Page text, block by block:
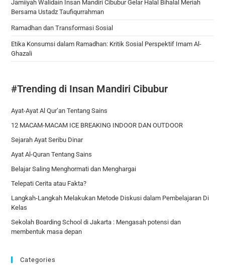
Jamiiyah Walidain Insan Mandiri Cibubur Gelar Halal Bihalal Meriah
Bersama Ustadz Taufiqurrahman
Ramadhan dan Transformasi Sosial
Etika Konsumsi dalam Ramadhan: Kritik Sosial Perspektif Imam Al-
Ghazali
#Trending di Insan Mandiri Cibubur
Ayat-Ayat Al Qur’an Tentang Sains
12 MACAM-MACAM ICE BREAKING INDOOR DAN OUTDOOR
Sejarah Ayat Seribu Dinar
Ayat Al-Quran Tentang Sains
Belajar Saling Menghormati dan Menghargai
Telepati Cerita atau Fakta?
Langkah-Langkah Melakukan Metode Diskusi dalam Pembelajaran Di
Kelas
Sekolah Boarding School di Jakarta : Mengasah potensi dan
membentuk masa depan
Categories